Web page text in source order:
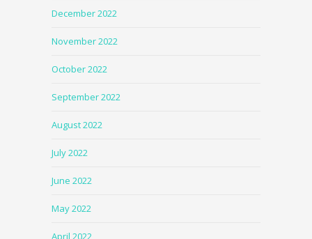
December 2022
November 2022
October 2022
September 2022
August 2022
July 2022
June 2022
May 2022
April 2022